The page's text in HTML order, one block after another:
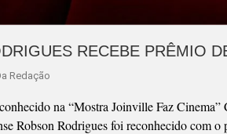
RECEBE PRÊMIO
Redação
na “Mostra Joinville Faz Cinema”
Robson Rodrigues foi reconhecido com